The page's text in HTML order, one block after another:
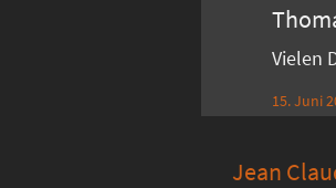
Vielen
15. Juni
Jean